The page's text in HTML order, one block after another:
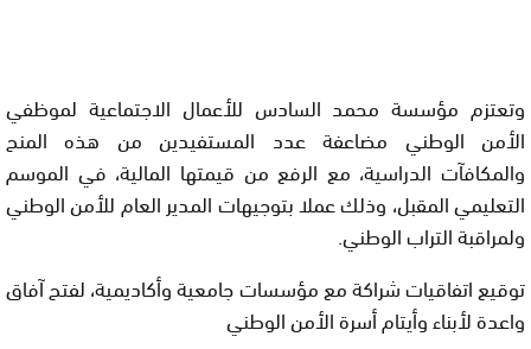
وتعتزم مؤسسة محمد السادس للأعمال الاجتماعية لموظفي
الأمن الوطني مضاعفة عدد المستفيدين من هذه المنح
والمكافآت الدراسية، مع الرفع من قيمتها المالية، في الموسم
التعليمي المقبل، وذلك عملا بتوجيهات المدير العام للأمن الوطني
ولمراقبة التراب الوطني.
توقيع اتفاقيات شراكة مع مؤسسات جامعية وأكاديمية، لفتح آفاق
واعدة لأبناء وأيتام أسرة الأمن الوطني